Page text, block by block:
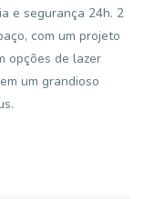
e segurança 24h. 2
com um projeto
opções de lazer
um grandioso